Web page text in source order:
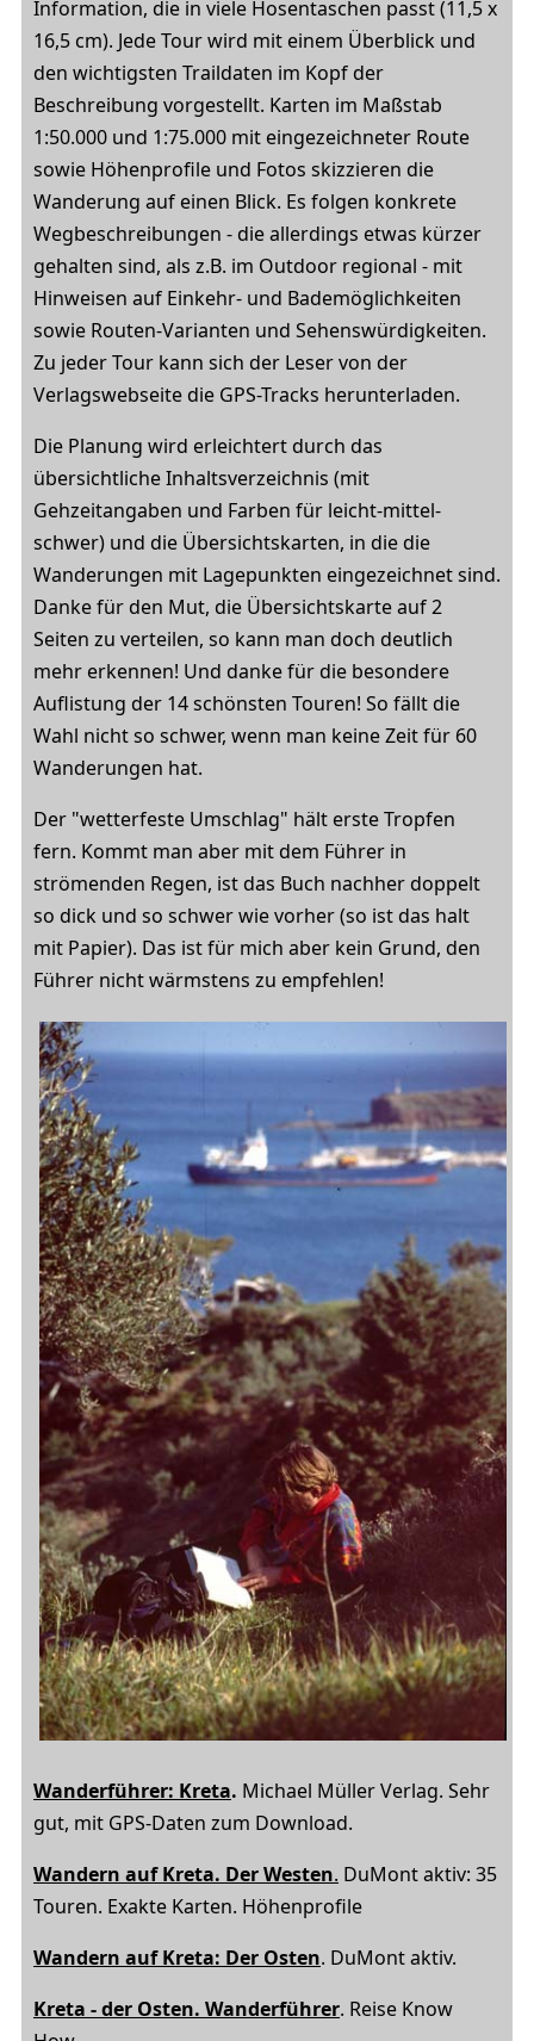
Information, die in viele Hosentaschen passt (11,5 x
16,5 cm). Jede Tour wird mit einem Überblick und
den wichtigsten Traildaten im Kopf der
Beschreibung vorgestellt. Karten im Maßstab
1:50.000 und 1:75.000 mit eingezeichneter Route
sowie Höhenprofile und Fotos skizzieren die
Wanderung auf einen Blick. Es folgen konkrete
Wegbeschreibungen - die allerdings etwas kürzer
gehalten sind, als z.B. im Outdoor regional - mit
Hinweisen auf Einkehr- und Bademöglichkeiten
sowie Routen-Varianten und Sehenswürdigkeiten.
Zu jeder Tour kann sich der Leser von der
Verlagswebseite die GPS-Tracks herunterladen.
Die Planung wird erleichtert durch das
übersichtliche Inhaltsverzeichnis (mit
Gehzeitangaben und Farben für leicht-mittel-
schwer) und die Übersichtskarten, in die die
Wanderungen mit Lagepunkten eingezeichnet sind.
Danke für den Mut, die Übersichtskarte auf 2
Seiten zu verteilen, so kann man doch deutlich
mehr erkennen! Und danke für die besondere
Auflistung der 14 schönsten Touren! So fällt die
Wahl nicht so schwer, wenn man keine Zeit für 60
Wanderungen hat.
Der "wetterfeste Umschlag" hält erste Tropfen
fern. Kommt man aber mit dem Führer in
strömenden Regen, ist das Buch nachher doppelt
so dick und so schwer wie vorher (so ist das halt
mit Papier). Das ist für mich aber kein Grund, den
Führer nicht wärmstens zu empfehlen!
Wanderführer: Kreta. Michael Müller Verlag. Sehr
gut, mit GPS-Daten zum Download.
Wandern auf Kreta. Der Westen. DuMont aktiv: 35
Touren. Exakte Karten. Höhenprofile
Wandern auf Kreta: Der Osten. DuMont aktiv.
Kreta - der Osten. Wanderführer. Reise Know